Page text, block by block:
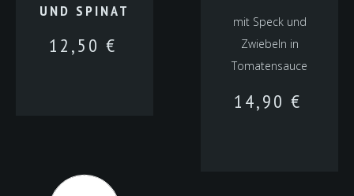
UND SPINAT
12,50 €
mit Speck und
Zwiebeln in
Tomatensauce
14,90 €